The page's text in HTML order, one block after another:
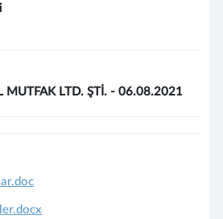
MUTFAK LTD. ŞTİ. - 06.08.2021